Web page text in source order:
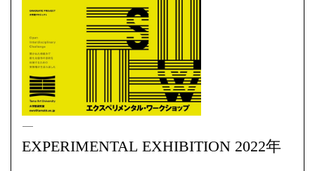
ews / 展覧会
EXPERIMENTAL EXHIBITION 2022年